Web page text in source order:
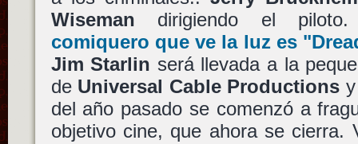
Wiseman dirigiendo el
comiquero que ve la luz es
Jim Starlin será llevada a la
de Universal Cable Productions
del año pasado se comenzó a
objetivo cine, que ahora se cierra.